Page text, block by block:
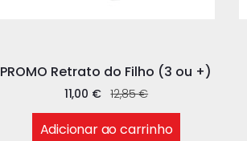
PROMO Retrato do Filho (3 ou +)
12,85€
11,00 €
Adicionar ao carrinho